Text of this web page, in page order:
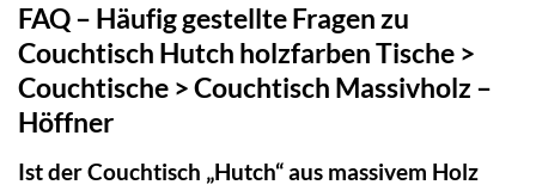
FAQ – Häufig gestellte Fragen zu
Couchtisch Hutch holzfarben Tische >
Couchtische > Couchtisch Massivholz –
Höffner
Ist der Couchtisch „Hutch“ aus massivem Holz